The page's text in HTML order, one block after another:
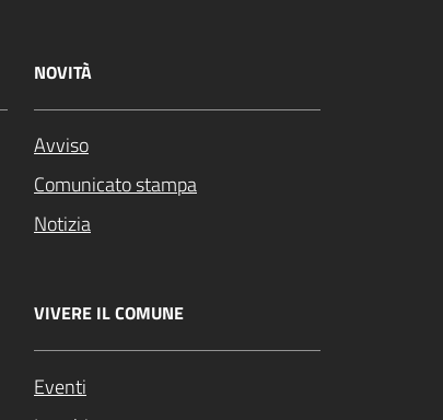
NOVITÀ
Avviso
Comunicato stampa
Notizia
VIVERE IL COMUNE
Eventi